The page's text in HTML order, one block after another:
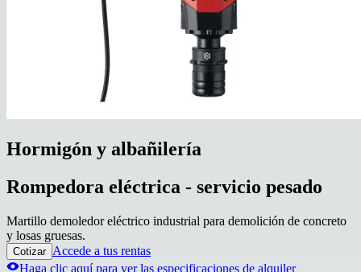
Hormigón y albañilería
Rompedora eléctrica - servicio pesado
Martillo demoledor eléctrico industrial para demolición de concreto
y losas gruesas.
Cotizar Accede a tus rentas
Haga clic aquí para ver las especificaciones de alquiler